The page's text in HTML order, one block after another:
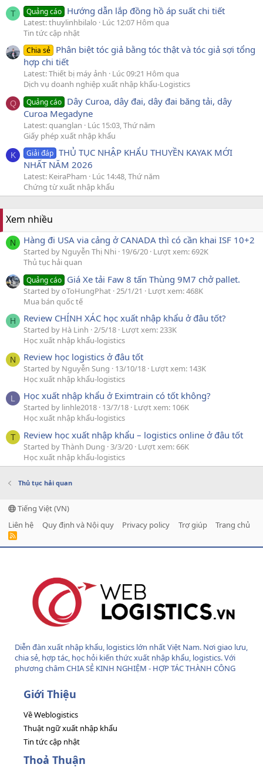
T Quảng cáo Hướng dẫn lắp đồng hồ áp suất chi tiết
Latest: thuylinhbilalo
Lúc 12:07 Hôm qua
Tin tức cập nhật
Chia sẻ Phân biệt tóc giả bằng tóc thật và tóc giả sợi tổng
hợp chi tiết
Latest: Thiết bị máy ảnh
Lúc 09:21 Hôm qua
Dịch vụ doanh nghiệp xuất nhập khẩu-Logistics
Q Quảng cáo Dây Curoa, dây đai, dây đai băng tải, dây
Curoa Megadyne
Latest: quanglan
Lúc 15:03, Thứ năm
Giấy phép xuất nhập khẩu
K Giải đáp THỦ TỤC NHẬP KHẨU THUYỀN KAYAK MỚI
NHẤT NĂM 2026
Latest: KeiraPham
Lúc 14:48, Thứ năm
Chứng từ xuất nhập khẩu
Xem nhiều
N Hàng đi USA via cảng ở CANADA thì có cần khai ISF 10+2
Started by Nguyễn Thị Nhi 19/6/20 Lượt xem: 692K
Thủ tục hải quan
Quảng cáo Giá Xe tải Faw 8 tấn Thùng 9M7 chở pallet.
Started by oToHungPhat 25/1/21
Lượt xem: 468K
Mua bán quốc tế
H Review CHÍNH XÁC học xuất nhập khẩu ở đâu tốt?
Started by Hà Linh 2/5/18 Lượt xem: 233K
Học xuất nhập khẩu-logistics
N Review học logistics ở đâu tốt
Started by Nguyễn Sung 13/10/18 Lượt xem: 143K
Học xuất nhập khẩu-logistics
L Học xuất nhập khẩu ở Eximtrain có tốt không?
Started by linhle2018 13/7/18 Lượt xem: 106K
Học xuất nhập khẩu-logistics
T Review học xuất nhập khẩu – logistics online ở đâu tốt
Started by Thành Dung 3/3/20 Lượt xem: 66K
Học xuất nhập khẩu-logistics
Thủ tục hải quan
Tiếng Việt (VN)
Liên hệ
Quy định và Nội quy Privacy policy Trợ giúp Trang chủ
R
Diễn đàn xuất nhập khẩu, logistics lớn nhất Việt Nam. Nơi giao lưu,
chia sẻ, hợp tác, học hỏi kiến thức xuất nhập khẩu, logistics. Với
phương châm CHIA SẺ KINH NGHIỆM - HỢP TÁC THÀNH CÔNG
Giới Thiệu
Về Weblogistics
Thuật ngữ xuất nhập khẩu
Tin tức cập nhật
Thoả Thuận